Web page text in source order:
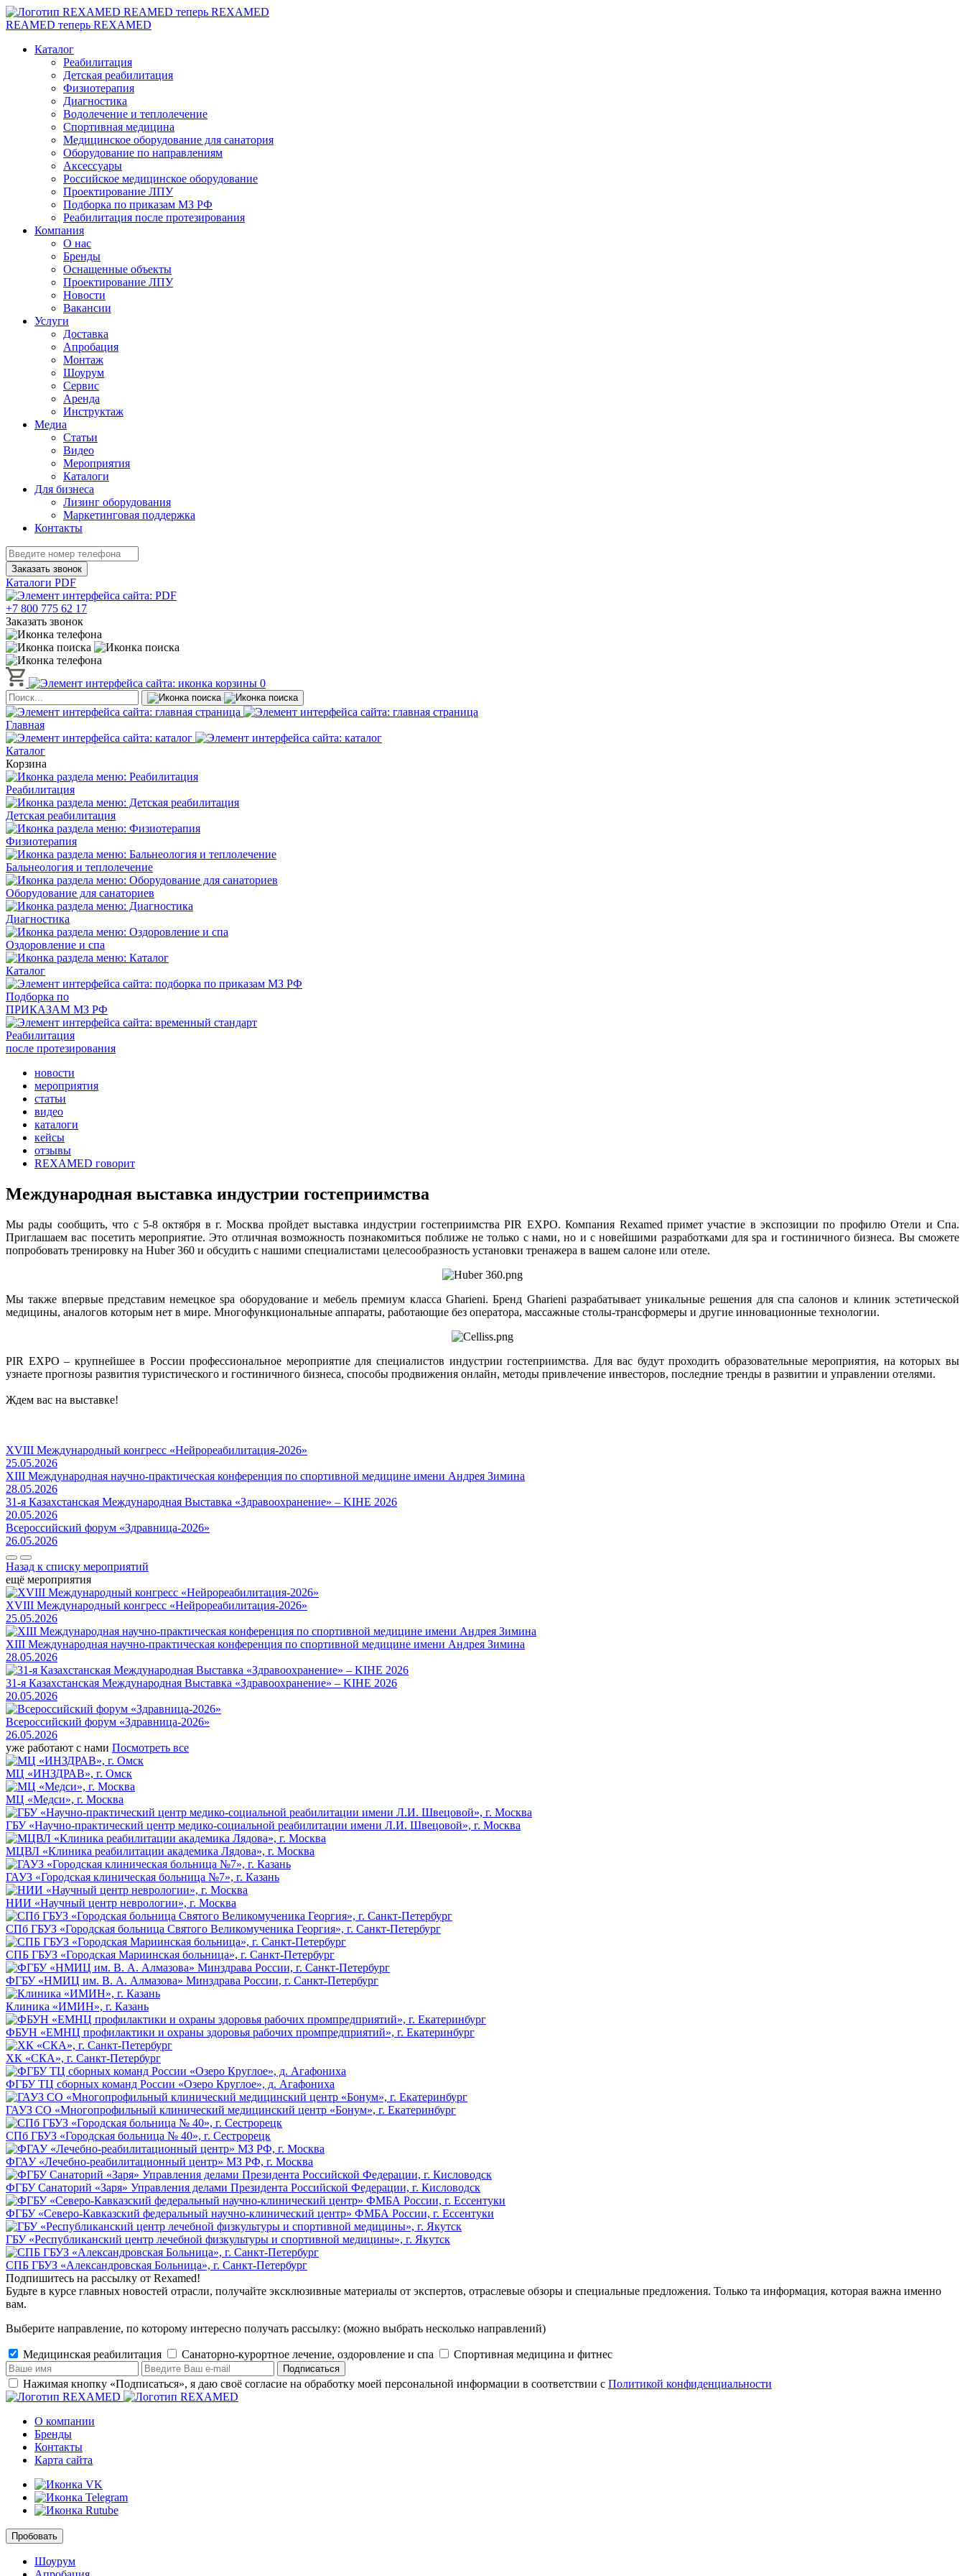
REAMED теперь REXAMED
REAMED теперь REXAMED
Каталог
Реабилитация
Детская реабилитация
Физиотерапия
Диагностика
Водолечение и теплолечение
Спортивная медицина
Медицинское оборудование для санатория
Оборудование по направлениям
Аксессуары
Российское медицинское оборудование
Проектирование ЛПУ
Подборка по приказам МЗ РФ
Реабилитация после протезирования
Компания
О нас
Бренды
Оснащенные объекты
Проектирование ЛПУ
Новости
Вакансии
Услуги
Доставка
Апробация
Монтаж
Шоурум
Сервис
Аренда
Инструктаж
Медиа
Статьи
Видео
Мероприятия
Каталоги
Для бизнеса
Лизинг оборудования
Маркетинговая поддержка
Контакты
Заказать звонок
Каталоги PDF
+7 800 775 62 17
Заказать звонок
0
Главная
Каталог
Корзина
Реабилитация
Детская реабилитация
Физиотерапия
Бальнеология и теплолечение
Оборудование для санаториев
Диагностика
Оздоровление и спа
Каталог
Подборка по
ПРИКАЗАМ МЗ РФ
Реабилитация
после протезирования
новости
мероприятия
статьи
видео
каталоги
кейсы
отзывы
REXAMED говорит
Международная выставка индустрии гостеприимства
Мы рады сообщить, что с 5-8 октября в г. Москва пройдет выставка индустрии гостеприимства PIR EXPO. Компания Rexamed примет участие в экспозиции по профилю Отели и Спа.
Приглашаем вас посетить мероприятие. Это отличная возможность познакомиться поближе не только с нами, но и с новейшими разработками для spa и гостиничного бизнеса. Вы сможете
попробовать тренировку на Huber 360 и обсудить с нашими специалистами целесообразность установки тренажера в вашем салоне или отеле.
Мы также впервые представим немецкое spa оборудование и мебель премиум класса Gharieni. Бренд Gharieni разрабатывает уникальные решения для спа салонов и клиник эстетической
медицины, аналогов которым нет в мире. Многофункциональные аппараты, работающие без оператора, массажные столы-трансформеры и другие инновационные технологии.
PIR EXPO – крупнейшее в России профессиональное мероприятие для специалистов индустрии гостеприимства. Для вас будут проходить образовательные мероприятия, на которых вы
узнаете прогнозы развития туристического и гостиничного бизнеса, способы продвижения онлайн, методы привлечение инвесторов, последние тренды в развитии и управлении отелями.
Ждем вас на выставке!
XVIII Международный конгресс «Нейрореабилитация-2026»
25.05.2026
XIII Международная научно-практическая конференция по спортивной медицине имени Андрея Зимина
28.05.2026
31-я Казахстанская Международная Выставка «Здравоохранение» – KIHE 2026
20.05.2026
Всероссийский форум «Здравница-2026»
26.05.2026
Назад к списку мероприятий
ещё мероприятия
XVIII Международный конгресс «Нейрореабилитация-2026»
25.05.2026
XIII Международная научно-практическая конференция по спортивной медицине имени Андрея Зимина
28.05.2026
31-я Казахстанская Международная Выставка «Здравоохранение» – KIHE 2026
20.05.2026
Всероссийский форум «Здравница-2026»
26.05.2026
уже работают с нами Посмотреть все
МЦ «ИНЗДРАВ», г. Омск
МЦ «Медси», г. Москва
ГБУ «Научно-практический центр медико-социальной реабилитации имени Л.И. Швецовой», г. Москва
МЦВЛ «Клиника реабилитации академика Лядова», г. Москва
ГАУЗ «Городская клиническая больница №7», г. Казань
НИИ «Научный центр неврологии», г. Москва
СПб ГБУЗ «Городская больница Святого Великомученика Георгия», г. Санкт-Петербург
СПБ ГБУЗ «Городская Мариинская больница», г. Санкт-Петербург
ФГБУ «НМИЦ им. В. А. Алмазова» Минздрава России, г. Санкт-Петербург
Клиника «ИМИН», г. Казань
ФБУН «ЕМНЦ профилактики и охраны здоровья рабочих промпредприятий», г. Екатеринбург
ХК «СКА», г. Санкт-Петербург
ФГБУ ТЦ сборных команд России «Озеро Круглое», д. Агафониха
ГАУЗ СО «Многопрофильный клинический медицинский центр «Бонум», г. Екатеринбург
СПб ГБУЗ «Городская больница № 40», г. Сестрорецк
ФГАУ «Лечебно-реабилитационный центр» МЗ РФ, г. Москва
ФГБУ Санаторий «Заря» Управления делами Президента Российской Федерации, г. Кисловодск
ФГБУ «Северо-Кавказский федеральный научно-клинический центр» ФМБА России, г. Ессентуки
ГБУ «Республиканский центр лечебной физкультуры и спортивной медицины», г. Якутск
СПБ ГБУЗ «Александровская Больница», г. Санкт-Петербург
Подпишитесь на рассылку от Rexamed!
Будьте в курсе главных новостей отрасли, получайте эксклюзивные материалы от экспертов, отраслевые обзоры и специальные предложения. Только та информация, которая важна именно
вам.
Выберите направление, по которому интересно получать рассылку: (можно выбрать несколько направлений)
Медицинская реабилитация Санаторно-курортное лечение, оздоровление и спа Cпортивная медицина и фитнес
Подписаться
Нажимая кнопку «Подписаться», я даю своё согласие на обработку моей персональной информации в соответствии с Политикой конфиденциальности
О компании
Бренды
Контакты
Карта сайта
Пробовать
Шоурум